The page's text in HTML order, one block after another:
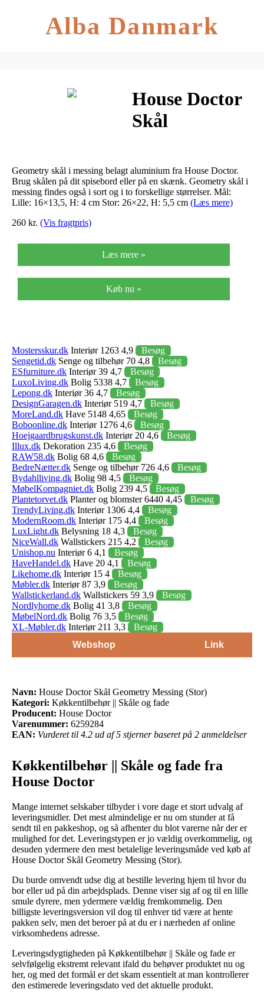
Alba Danmark
House Doctor
Skål
Messing (Stor)
Geometry skål i messing belagt aluminium fra House Doctor.
Brug skålen på dit spisebord eller på en skænk. Geometry skål i
messing findes også i sort og i to forskellige størrelser. Mål:
Lille: 16×13,5, H: 4 cm Stor: 26×22, H: 5,5 cm (Læs mere)
260 kr. (Vis fragtpris)
Læs mere »
Køb nu »
Mostersskur.dk Interiør 1263 4,9
Besøg
Sengetid.dk Senge og tilbehør 70 4,8
Besøg
ESfurniture.dk Interiør 39 4,7
Besøg
LuxoLiving.dk Bolig 5338 4,7
Besøg
Lepong.dk Interiør 36 4,7
Besøg
DesignGaragen.dk Interiør 519 4,7
Besøg
MoreLand.dk Have 5148 4,65
Besøg
Boboonline.dk Interiør 1276 4,6
Besøg
Hoejgaardbrugskunst.dk Interiør 20 4,6
Besøg
Illux.dk Dekoration 235 4,6
Besøg
RAW58.dk Bolig 68 4,6
Besøg
BedreNætter.dk Senge og tilbehør 726 4,6
Besøg
Bydahlliving.dk Bolig 98 4,5
Besøg
MøbelKompagniet.dk Bolig 239 4,5
Besøg
Plantetorvet.dk Planter og blomster 6440 4,45
Besøg
TrendyLiving.dk Interiør 1306 4,4
Besøg
ModernRoom.dk Interiør 175 4,4
Besøg
LuxLight.dk Belysning 18 4,3
Besøg
NiceWall.dk Wallstickers 215 4,2
Besøg
Unishop.nu Interiør 6 4,1
Besøg
HaveHandel.dk Have 20 4,1
Besøg
Likehome.dk Interiør 15 4
Besøg
Møbler.dk Interiør 87 3,9
Besøg
Wallstickerland.dk Wallstickers 59 3,9
Besøg
Nordlyhome.dk Bolig 41 3,8
Besøg
MøbelNord.dk Bolig 76 3,5
Besøg
XL-Møbler.dk Interiør 211 3,3
Besøg
Webshop
Link
Navn: House Doctor Skål Geometry Messing (Stor)
Kategori: Køkkentilbehør || Skåle og fade
Producent: House Doctor
Varenummer: 6259284
EAN: Vurderet til 4.2 ud af 5 stjerner baseret på 2 anmeldelser
Køkkentilbehør || Skåle og fade fra
House Doctor
Mange internet selskaber tilbyder i vore dage et stort udvalg af
leveringsmidler. Det mest almindelige er nu om stunder at få
sendt til en pakkeshop, og så afhenter du blot varerne når der er
mulighed for det. Leveringstypen er jo vældig overkommelig, og
desuden ydermere den mest betalelige leveringsmåde ved køb af
House Doctor Skål Geometry Messing (Stor).
Du burde omvendt udse dig at bestille levering hjem til hvor du
bor eller ud på din arbejdsplads. Denne viser sig af og til en lille
smule dyrere, men ydermere vældig fremkommelig. Den
billigste leveringsversion vil dog til enhver tid være at hente
pakken selv, men det beroer på at du er i nærheden af online
virksomhedens adresse.
Leveringsdygtigheden på Køkkentilbehør || Skåle og fade er
selvfølgelig ekstremt relevant ifald du behøver produktet nu og
her, og med det formål er det skam essentielt at man kontrollerer
den estimerede leveringsdato ved det aktuelle produkt.